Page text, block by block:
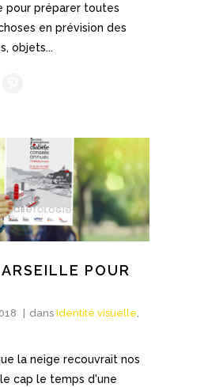
pour préparer toutes
en prévision des
objets...
POUR
dans Identité visuelle,
la neige recouvrait nos
cap le temps d'une